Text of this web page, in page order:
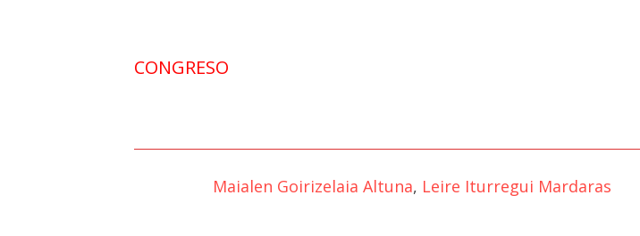
CONGRESO
Maialen Goirizelaia Altuna, Leire Iturregui Mardaras